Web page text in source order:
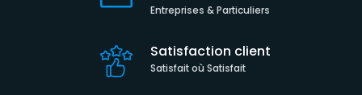
Entreprises & Particuliers
Satisfaction client
Satisfait où Satisfait